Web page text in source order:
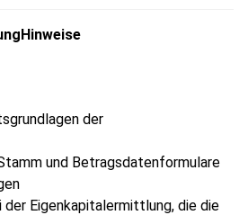
Hinweise
der
und Betragsdatenformulare
der Eigenkapitalermittlung, die die